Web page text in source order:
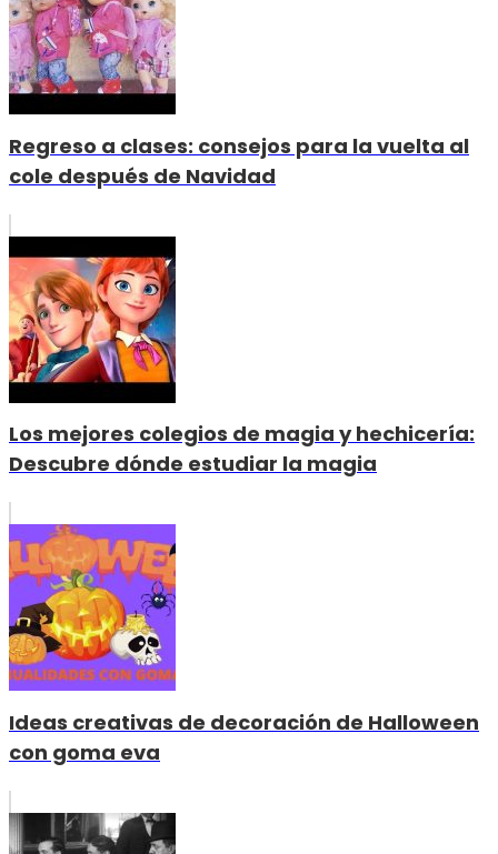
Regreso a clases: consejos para la vuelta al
cole después de Navidad
Los mejores colegios de magia y hechicería:
Descubre dónde estudiar la magia
Ideas creativas de decoración de Halloween
con goma eva